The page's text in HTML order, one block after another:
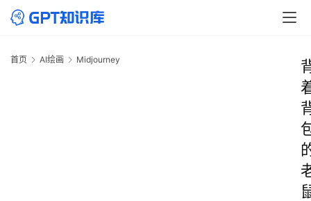
首页 AI绘画 Midjourney